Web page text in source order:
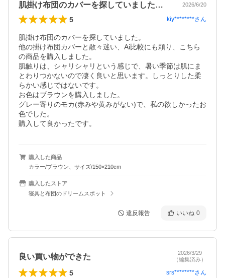
肌掛け布団のカバーを探していました。他… 2026/6/20
5 kiy********さん
肌掛け布団のカバーを探していました。
他の掛け布団カバーと散々迷い、Ai比較にも頼り、こちら
の商品を購入しました。
肌触りは、シャリシャリという感じで、暑い季節は肌にま
とわりつかないので凄く良いと思います。しっとりした柔
らかい感じではないです。
お色はブラウンを購入しました。
グレー寄りのモカ(赤みや黄みがない)で、私の欲しかったお
色でした。
購入して良かったです。
購入した商品
カラー/ブラウン、サイズ/150×210cm
購入したストア
寝具と布団のドリームスポット
違反報告 いいね 0
良い買い物ができた
2026/3/29
（編集済み）
5 srs********さん